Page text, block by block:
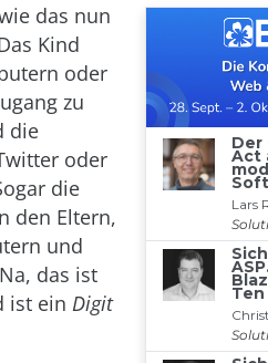
das nun
Kind
oder
zu
die
oder
die
den Eltern,
und
das ist
ist ein Digit